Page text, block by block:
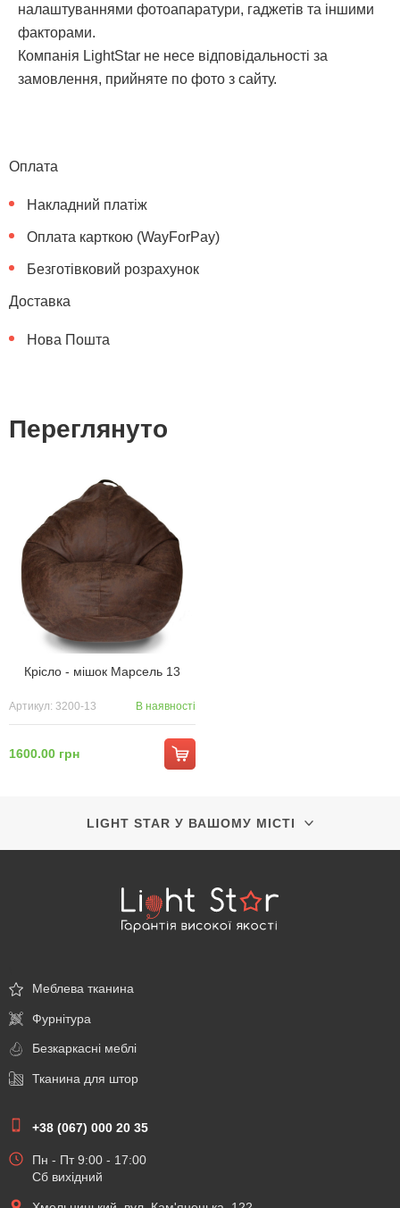
налаштуваннями фотоапаратури, гаджетів та іншими
факторами.
Компанія LightStar не несе відповідальності за
замовлення, прийняте по фото з сайту.
Оплата
Накладний платіж
Оплата карткою (WayForPay)
Безготівковий розрахунок
Доставка
Нова Пошта
Переглянуто
Крісло - мішок Марсель 13
Артикул: 3200-13 В наявності
1600.00 грн
LIGHT STAR У ВАШОМУ МІСТІ
Меблева тканина
Фурнітура
Безкаркасні меблі
Тканина для штор
+38 (067) 000 20 35
Пн - Пт 9:00 - 17:00
Сб вихідний